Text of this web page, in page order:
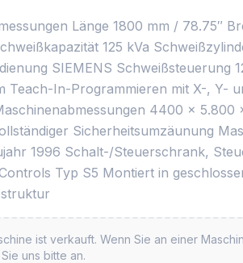
Länge 1800 mm / 78.75″
125 kVa
SIEMENS Schweißsteuerung
Teach-In-Programmieren mit X-, Y-
4400 x 5.800
Sicherheitsumzäunung
1996 Schalt-/Steuerschrank,
Typ S5 Montiert in
ist verkauft. Wenn Sie an einer
uns bitte an.